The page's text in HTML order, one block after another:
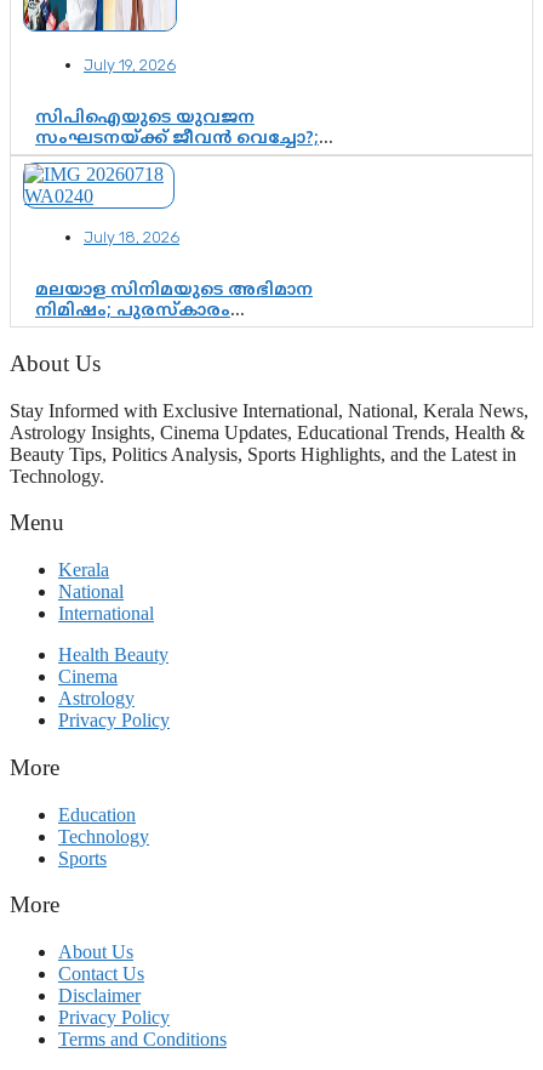
July 19, 2026
സിപിഐയുടെ യുവജന
സംഘടനയ്ക്ക് ജീവൻ വെച്ചോ?;
ജിസ്മോന്റെ വിമർശനം രാഷ്ട്രീയ
ഇരട്ടത്താപ്പെന്ന് ചർച്ച
July 18, 2026
മലയാള സിനിമയുടെ അഭിമാന
നിമിഷം; പുരസ്‌കാരം
ആഘോഷമാകട്ടെ, മികവ് ശീലമാകട്ടെ
About Us
Stay Informed with Exclusive International, National, Kerala News,
Astrology Insights, Cinema Updates, Educational Trends, Health &
Beauty Tips, Politics Analysis, Sports Highlights, and the Latest in
Technology.
Menu
Kerala
National
International
Health Beauty
Cinema
Astrology
Privacy Policy
More
Education
Technology
Sports
More
About Us
Contact Us
Disclaimer
Privacy Policy
Terms and Conditions